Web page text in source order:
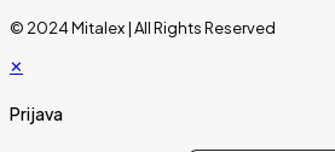
© 2024 Mitalex | All Rights Reserved
✕
Prijava